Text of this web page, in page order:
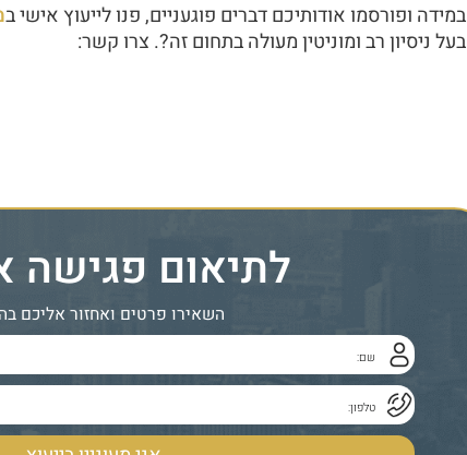
במידה ופורסמו אודותיכם דברים פוגעניים, פנו לייעוץ אישי ב
בעל ניסיון רב ומוניטין מעולה בתחום זה?. צרו קשר:
לתיאום פגישה
השאירו פרטים ואחזור אליכם